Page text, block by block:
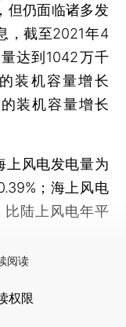
但仍面临诸多发
，截至2021年4
达到1042万千
装机容量增长
装机容量增长
风电发电量为
；海上风电
陆上风电年平
阅读
权限